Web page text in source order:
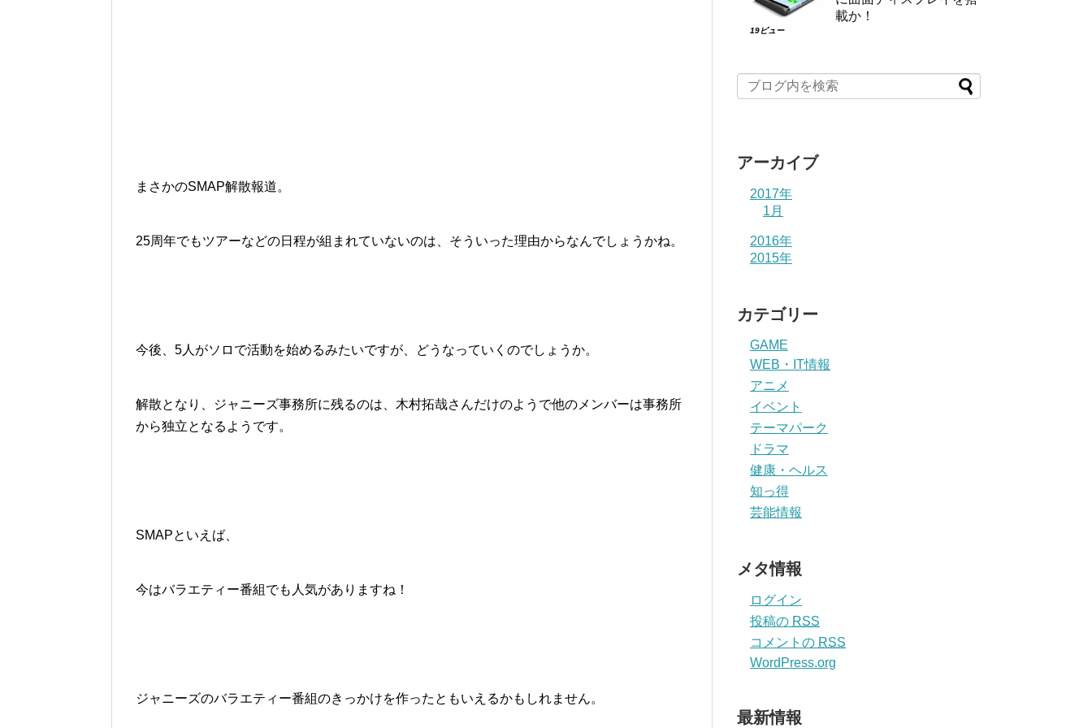
まさかのSMAP解散報道。
25周年でもツアーなどの日程が組まれていないのは、そういった理由からなんでしょうかね。
今後、5人がソロで活動を始めるみたいですが、どうなっていくのでしょうか。
解散となり、ジャニーズ事務所に残るのは、木村拓哉さんだけのようで他のメンバーは事務所
から独立となるようです。
SMAPといえば、
今はバラエティー番組でも人気がありますね！
ジャニーズのバラエティー番組のきっかけを作ったともいえるかもしれません。
載か！
19ビュー
アーカイブ
2017年
1月
2016年
2015年
カテゴリー
GAME
WEB・IT情報
アニメ
イベント
テーマパーク
ドラマ
健康・ヘルス
知っ得
芸能情報
メタ情報
ログイン
投稿の RSS
コメントの RSS
WordPress.org
最新情報